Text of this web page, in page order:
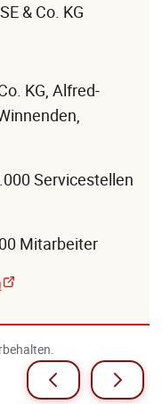
& Co. KG
KG, Alfred-
Servicestellen
Mitarbeiter